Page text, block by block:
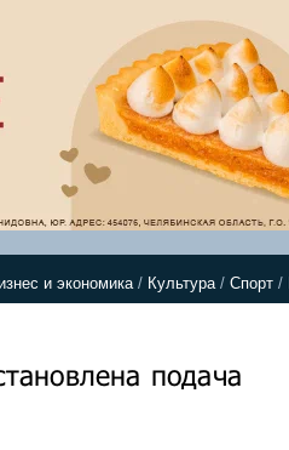
и экономика/ Культура/ Спорт /
подача